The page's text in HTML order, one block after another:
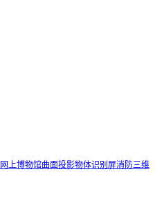
网上博物馆曲面投影物体识别屏消防三维